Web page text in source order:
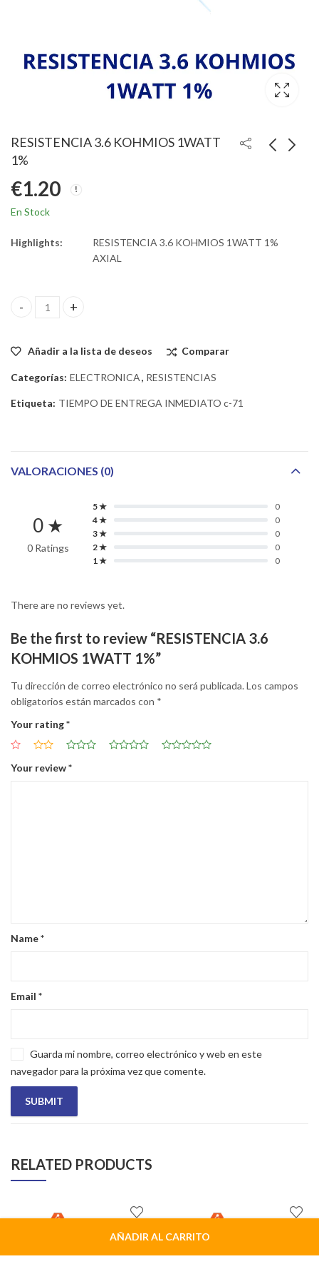
RESISTENCIA 3.6 KOHMIOS 1WATT
1%
€1.20
En Stock
Highlights:
RESISTENCIA 3.6 KOHMIOS 1WATT 1%
AXIAL
RESISTENCIA 3.6 KOHMIOS 1WATT 1% quantity
AÑADIR AL CARRITO
Añadir a la lista de deseos Comparar
Categorías: ELECTRONICA, RESISTENCIAS
Etiqueta: TIEMPO DE ENTREGA INMEDIATO c-71
VALORACIONES (0)
0 ★
0 Ratings
5 ★
0
4 ★
0
3 ★
0
2 ★
0
1 ★
0
There are no reviews yet.
Be the first to review “RESISTENCIA 3.6
KOHMIOS 1WATT 1%”
Tu dirección de correo electrónico no será publicada.Los campos
obligatorios están marcados con *
Your rating*
Your review*
Name*
Email *
Guarda mi nombre, correo electrónico y web en este
navegador para la próxima vez que comente.
RELATED PRODUCTS